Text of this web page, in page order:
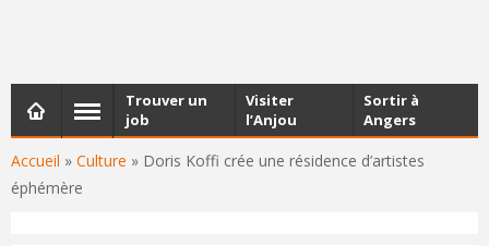
Accueil » Culture » Doris Koffi crée une résidence d’artistes
éphémère
Trouver un
job
Visiter
l’Anjou
Sortir à
Angers